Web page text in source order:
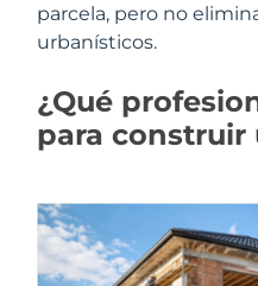
parcela, pero no
urbanísticos.
¿Qué
para construir